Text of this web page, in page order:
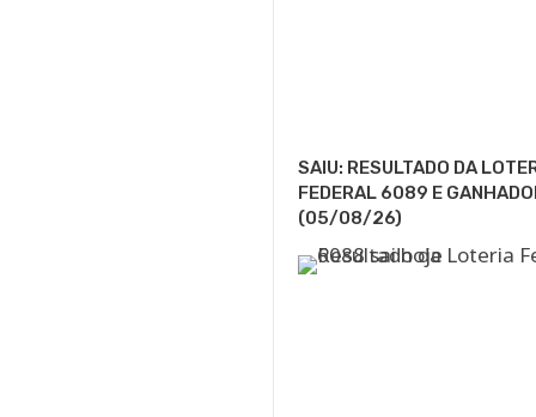
SAIU: RESULTADO DA
FEDERAL 6089 E
(05/08/26)